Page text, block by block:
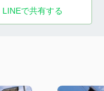
LINEで共有する